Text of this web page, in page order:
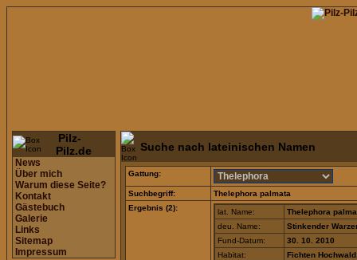
Pilz-
Pilz.de
News
Über mich
Warum diese Seite?
Kontakt
Gästebuch
Galerie
Links
Sitemap
Impressum
Suche nach lateinischen Namen
Gattung:
Suchbegriff:
Thelephora palmata
Ergebnis (2):
lat. Name:
Thelephora
deu. Name:
Stinkender
Fund-Datum:
30. 10. 2010
Habitat:
Fichten